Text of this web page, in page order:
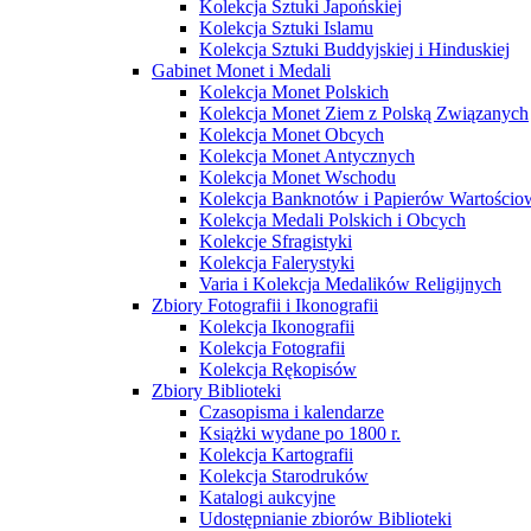
Kolekcja Sztuki Japońskiej
Kolekcja Sztuki Islamu
Kolekcja Sztuki Buddyjskiej i Hinduskiej
Gabinet Monet i Medali
Kolekcja Monet Polskich
Kolekcja Monet Ziem z Polską Związanych
Kolekcja Monet Obcych
Kolekcja Monet Antycznych
Kolekcja Monet Wschodu
Kolekcja Banknotów i Papierów
Kolekcja Medali Polskich i Obcych
Kolekcje Sfragistyki
Kolekcja Falerystyki
Varia i Kolekcja Medalików Religijnych
Zbiory Fotografii i Ikonografii
Kolekcja Ikonografii
Kolekcja Fotografii
Kolekcja Rękopisów
Zbiory Biblioteki
Czasopisma i kalendarze
Książki wydane po 1800 r.
Kolekcja Kartografii
Kolekcja Starodruków
Katalogi aukcyjne
Udostępnianie zbiorów Biblioteki